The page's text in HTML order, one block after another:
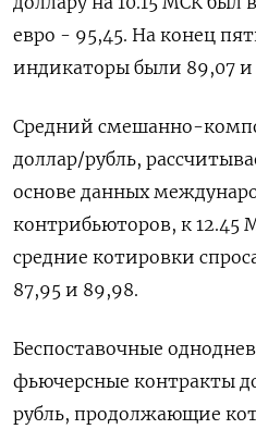
евро - 95,45. На конец
индикаторы были 89,07 и
Средний смешанно-
доллар/рубль,
основе данных
контрибьюторов, к 12.45
средние котировки
87,95 и 89,98.
Беспоставочные
фьючерсные контракты
рубль, продолжающие